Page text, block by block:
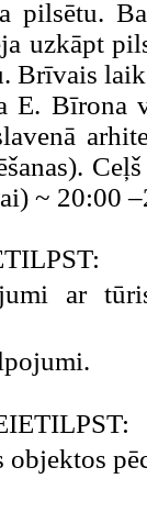
pilsētu.
uzkāpt
Brīvais
E. Bīrona
~ 20:00
ar
objektos